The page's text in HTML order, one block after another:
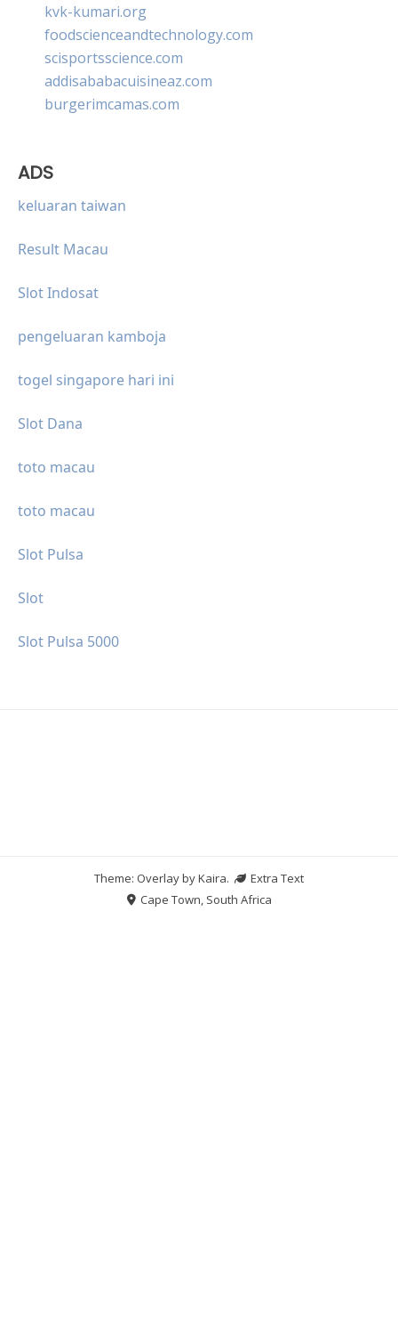
kvk-kumari.org
foodscienceandtechnology.com
scisportsscience.com
addisababacuisineaz.com
burgerimcamas.com
ADS
keluaran taiwan
Result Macau
Slot Indosat
pengeluaran kamboja
togel singapore hari ini
Slot Dana
toto macau
toto macau
Slot Pulsa
Slot
Slot Pulsa 5000
Theme: Overlay byKaira.
Extra Text
Cape Town, South Africa